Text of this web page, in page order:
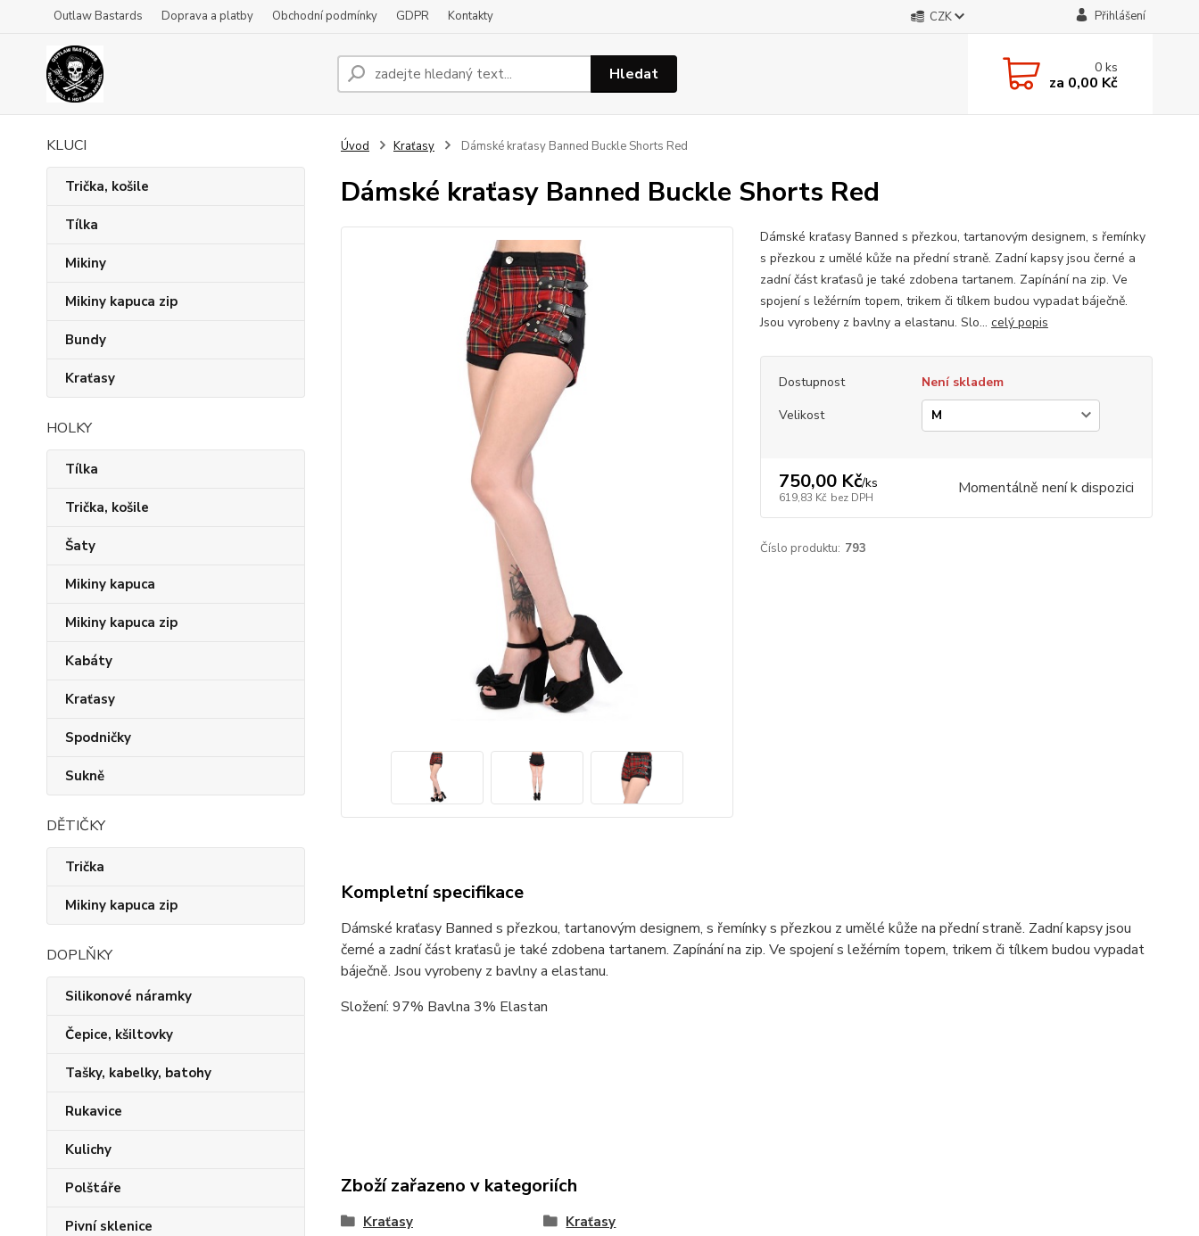
Outlaw Bastards Doprava a platby Obchodní podmínky GDPR Kontakty CZK Přihlášení
Hledat 0ks
za 0,00 Kč
KLUCI
Trička, košile
Tílka
Mikiny
Mikiny kapuca zip
Bundy
Kraťasy
HOLKY
Tílka
Trička, košile
Šaty
Mikiny kapuca
Mikiny kapuca zip
Kabáty
Kraťasy
Spodničky
Sukně
DĚTIČKY
Trička
Mikiny kapuca zip
DOPLŇKY
Silikonové náramky
Čepice, kšiltovky
Tašky, kabelky, batohy
Rukavice
Kulichy
Polštáře
Pivní sklenice
Úvod Kraťasy Dámské kraťasy Banned Buckle Shorts Red
Dámské kraťasy Banned Buckle Shorts Red
Dámské kraťasy Banned s přezkou, tartanovým designem, s řemínky
s přezkou z umělé kůže na přední straně. Zadní kapsy jsou černé a
zadní část kraťasů je také zdobena tartanem. Zapínání na zip. Ve
spojení s ležérním topem, trikem či tílkem budou vypadat báječně.
Jsou vyrobeny z bavlny a elastanu. Slo... celý popis
Dostupnost
Není skladem
Velikost
750,00 Kč/ks
619,83 Kč bez DPH Momentálně není k dispozici
Číslo produktu: 793
Kompletní specifikace
Dámské kraťasy Banned s přezkou, tartanovým designem, s řemínky s přezkou z umělé kůže na přední straně. Zadní kapsy jsou
černé a zadní část kraťasů je také zdobena tartanem. Zapínání na zip. Ve spojení s ležérním topem, trikem či tílkem budou vypadat
báječně. Jsou vyrobeny z bavlny a elastanu.
Složení: 97% Bavlna 3% Elastan
Zboží zařazeno v kategoriích
Kraťasy Kraťasy